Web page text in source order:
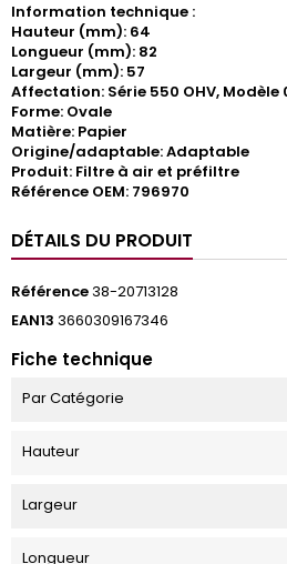
Information technique :
Hauteur (mm): 64
Longueur (mm): 82
Largeur (mm): 57
Affectation: Série 550 OHV, Modèle
Forme: Ovale
Matière: Papier
Origine/adaptable: Adaptable
Produit: Filtre à air et préfiltre
Référence OEM: 796970
DÉTAILS DU PRODUIT
Référence38-20713128
EAN13 3660309167346
Fiche technique
Par Catégorie
Hauteur
Largeur
Longueur